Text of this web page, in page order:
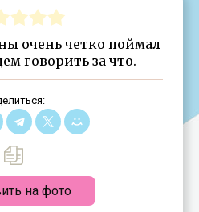
очень четко поймал
говорить за что.
на фото